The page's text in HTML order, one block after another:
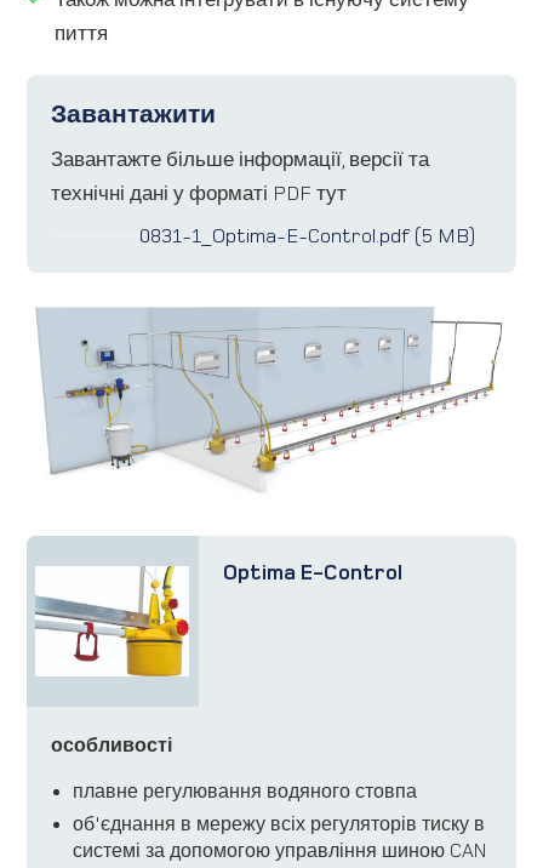
пиття
Завантажити
Завантажте більше інформації, версії та
технічні дані у форматі PDF тут
0831-1_Optima-E-Control.pdf (5 MB)
Optima E-Control
особливості
плавне регулювання водяного стовпа
об'єднання в мережу всіх регуляторів тиску в
системі за допомогою управління шиною CAN